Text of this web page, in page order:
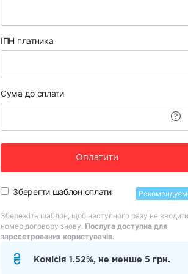
ІПН платника
Сума до сплати
Оплатити
Зберегти шаблон оплати
Збережіть шаблон, щоб наступного разу не вводити
номер договору знову. Послуга доступна для
зареєстрованих користувачів.
Комісія 1.52%, не менше 5 грн.